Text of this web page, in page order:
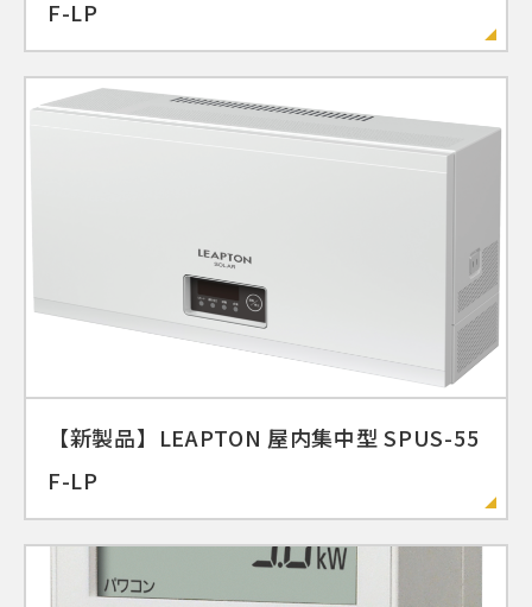
F-LP
【新製品】LEAPTON 屋内集中型 SPUS-55
F-LP